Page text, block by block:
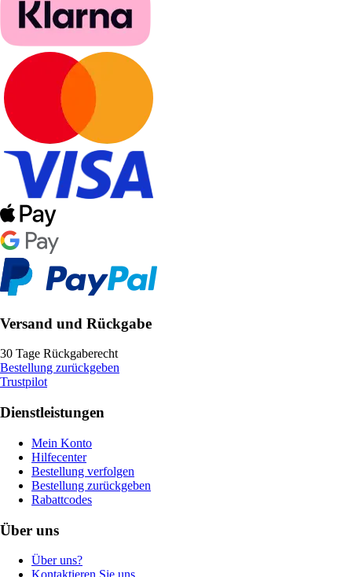
Versand und Rückgabe
30 Tage Rückgaberecht
Bestellung zurückgeben
Trustpilot
Dienstleistungen
Mein Konto
Hilfecenter
Bestellung verfolgen
Bestellung zurückgeben
Rabattcodes
Über uns
Über uns?